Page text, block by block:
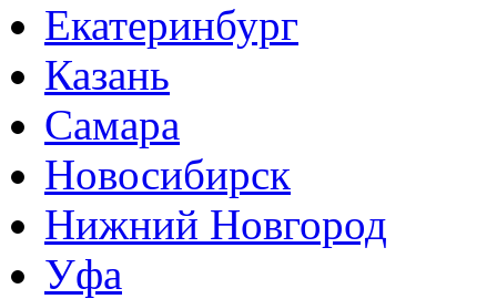
Екатеринбург
Казань
Самара
Новосибирск
Нижний Новгород
Уфа